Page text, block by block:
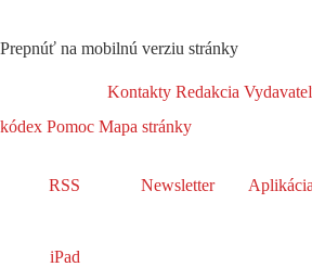
Prepnúť na mobilnú verziu stránky
Kontakty Redakcia
kódex Pomoc Mapa stránky
RSS Newsletter Aplikácia
iPad